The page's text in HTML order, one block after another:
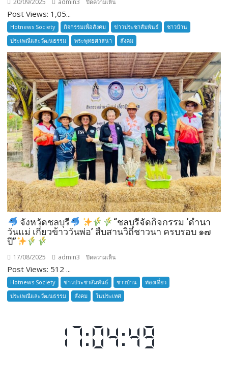
ปิดความเห็น
เสือ
ชาว
บ้าน
อำเภอ
บางละมุง
เปิด
รับ
สมัคร
ผู้รับ
การ
อบรม
ลูก
เสือ
ชาว
บ้าน
รุ่น
ที่
385
ห้วง
เวลา
มีนาคม
๒๕๖๙
ณ
พัทยา๘
(วัด
Post Views: 1,05...
Hotnews Society กิจกรรมเพื่อสังคม ข่าวประชาสัมพันธ์
ชาวบ้าน
ประเพณีและวัฒนธรรม
พระพุทธศาสนา สังคม
จังหวัดชลบุรี
“ชลบุรีจัดกิจกรรม ‘ดำนา
วันแม่ เกี่ยวข้าววันพ่อ’ สืบสานวิถีชาวนา ครบรอบ ๑๗
ปี”
17/08/2025 admin3 ปิดความเห็น
จังหวัด
ชลบุรี
Post Views: 512 ...
Hotnews Society ข่าวประชาสัมพันธ์ ชาวบ้าน
ท่องเที่ยว
ประเพณีและวัฒนธรรม
สังคม ในประเทศ